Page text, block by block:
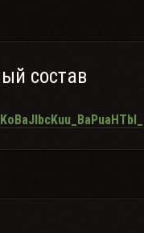
состав
_KoBaJIbcKuu_BaPuaHTbI_